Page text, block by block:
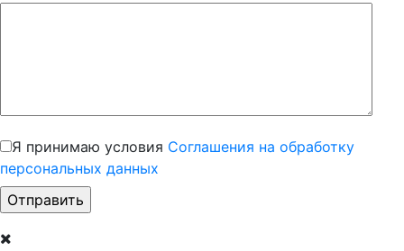
Я принимаю условия Соглашения на обработку
персональных данных